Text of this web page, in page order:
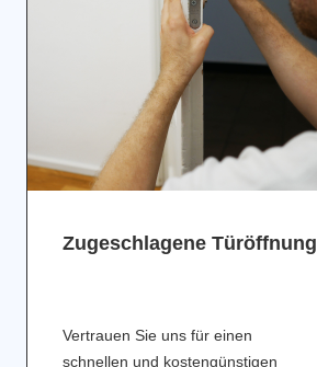
Zugeschlagene Türöffnung
Vertrauen Sie uns für einen
schnellen und kostengünstigen